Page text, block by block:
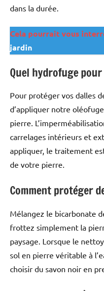
dans la durée.
Cela pourrait vous
jardin
Quel hydrofuge
Pour protéger vos dalles
d’appliquer notre
pierre.
carrelages intérieurs et
appliquer, le traitement
de votre pierre.
Comment protéger
Mélangez le bicarbonate
frottez simplement la
paysage. Lorsque le
sol en pierre véritable à
choisir du savon noir en